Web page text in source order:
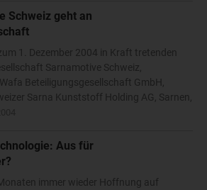
Schweiz geht an
1. Dezember 2004 in Kraft tretenden
Sarnamotive Schweiz,
Beteiligungsgesellschaft GmbH,
Sarna Kunststoff Holding AG, Sarnen,
Aus für
immer wieder Hoffnung auf